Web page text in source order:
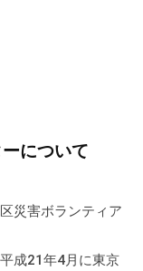
について
災害ボランティア
成21年4月に東京